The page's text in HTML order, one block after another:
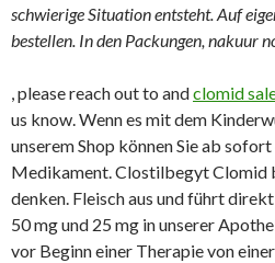
schwierige Situation entsteht. Auf
bestellen. In den Packungen, nakuur
, please reach out to andclomid
us know. Wenn es mit dem
unserem Shop können Sie ab
Medikament. Clostilbegyt Clomid
denken. Fleisch aus und führt
50 mg und 25 mg in unserer
vor Beginn einer Therapie von